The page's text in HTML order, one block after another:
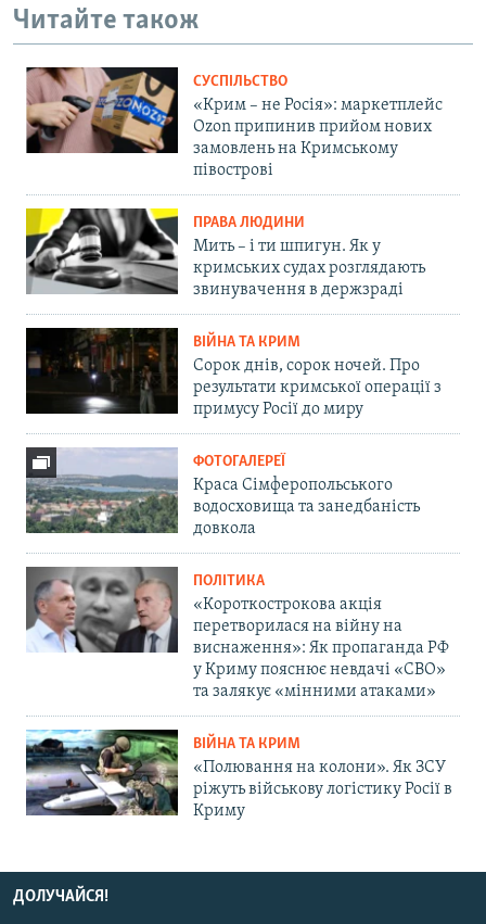
Читайте також
СУСПІЛЬСТВО
«Крим – не Росія»: маркетплейс
Ozon припинив прийом нових
замовлень на Кримському
півострові
ПРАВА ЛЮДИНИ
Мить – і ти шпигун. Як у
кримських судах розглядають
звинувачення в держзраді
ВІЙНА ТА КРИМ
Сорок днів, сорок ночей. Про
результати кримської операції з
примусу Росії до миру
ФОТОГАЛЕРЕЇ
Краса Сімферопольського
водосховища та занедбаність
довкола
ПОЛІТИКА
«Короткострокова акція
перетворилася на війну на
виснаження»: Як пропаганда РФ
у Криму пояснює невдачі «СВО»
та залякує «мінними атаками»
ВІЙНА ТА КРИМ
«Полювання на колони». Як ЗСУ
ріжуть військову логістику Росії в
Криму
ДОЛУЧАЙСЯ!